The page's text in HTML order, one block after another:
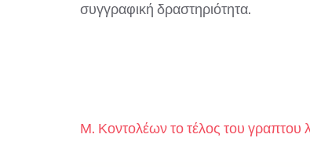
συγγραφική δραστηριότητα.
Post
Μ. Κοντολέων το τέλος του γραπτου